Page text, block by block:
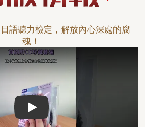
Play video
語聽力檢定，解放內心深處的腐
魂！